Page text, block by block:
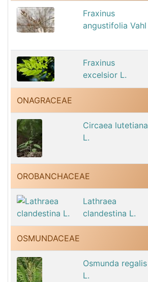
Fraxinus
angustifolia Vahl
Fraxinus
excelsior L.
ONAGRACEAE
Circaea lutetiana
L.
OROBANCHACEAE
Lathraea
clandestina L.
OSMUNDACEAE
Osmunda regalis
L.